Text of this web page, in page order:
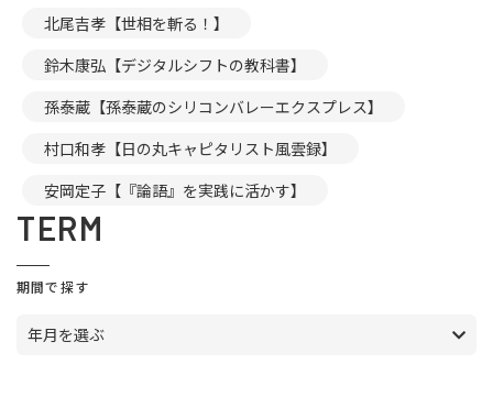
北尾吉孝【世相を斬る！】
鈴木康弘【デジタルシフトの教科書】
孫泰蔵【孫泰蔵のシリコンバレーエクスプレス】
村口和孝【日の丸キャピタリスト風雲録】
安岡定子【『論語』を実践に活かす】
TERM
期間で探す
年月を選ぶ